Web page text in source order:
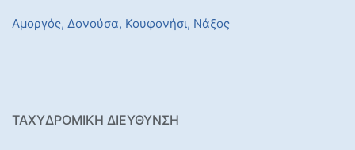
Αμοργός, Δονούσα, Κουφονήσι, Νάξος
ΤΑΧΥΔΡΟΜΙΚΉ ΔΙΕΎΘΥΝΣΗ